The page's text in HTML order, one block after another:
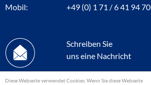
Diese Webseite verwendet Cookies. Wenn Sie diese Webseite
Mobil:
+49 (0) 1 71 / 6 41 94 70
Schreiben Sie
uns eine Nachricht